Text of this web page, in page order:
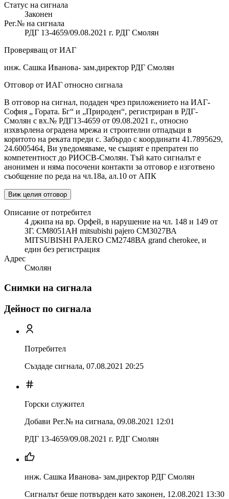
Статус на сигнала
Законен
Рег.№ на сигнала
РДГ 13-4659/09.08.2021 г. РДГ Смолян
Проверяващ от ИАГ
инж. Сашка Иванова- зам.директор РДГ Смолян
Отговор от ИАГ относно сигнала
В отговор на сигнал, подаден чрез приложението на ИАГ-
София „ Гората. Бг“ и „Природен“, регистриран в РДГ-
Смолян с вх.№ РДГ13-4659 от 09.08.2021 г., относно
изхвърлена оградена мрежа и строителни отпадъци в
коритото на реката преди с. Забърдо с координати 41.7895629,
24.6005464, Ви уведомяваме, че същият е препратен по
компетентност до РИОСВ-Смолян. Тъй като сигналът е
анонимен и няма посочени контакти за отговор е изготвено
съобщение по реда на чл.18а, ал.10 от АПК
Виж целия отговор
Описание от потребител
4 джипа на вр. Орфей, в нарушение на чл. 148 и 149 от
ЗГ. СМ8051АH mitsubishi pajero СМ3027ВА
MITSUBISHI PAJERO СМ2748ВА grand cherokee, и
един без регистрация
Адрес
Смолян
Снимки на сигнала
Дейност по сигнала
Потребител
Създаде сигнала, 07.08.2021 20:25
Горски служител
Добави Рег.№ на сигнала, 09.08.2021 12:01
РДГ 13-4659/09.08.2021 г. РДГ Смолян
инж. Сашка Иванова- зам.директор РДГ Смолян
Сигналът беше потвърден като законен, 12.08.2021 13:30